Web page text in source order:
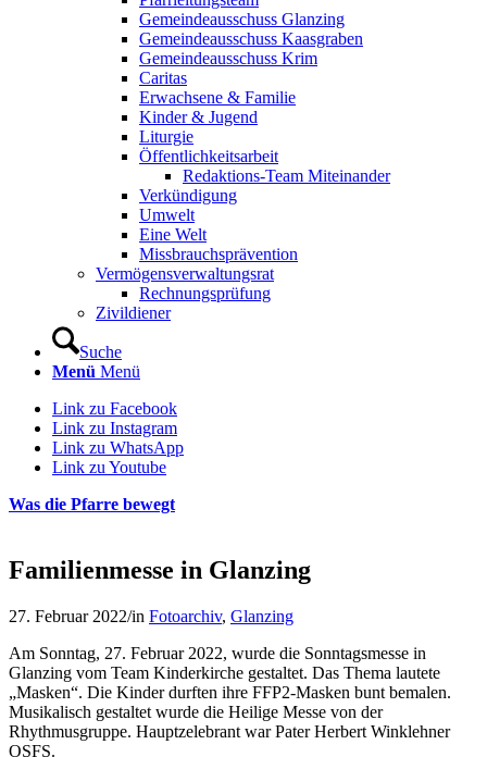
Gemeindeausschuss Glanzing
Gemeindeausschuss Kaasgraben
Gemeindeausschuss Krim
Caritas
Erwachsene & Familie
Kinder & Jugend
Liturgie
Öffentlichkeitsarbeit
Redaktions-Team Miteinander
Verkündigung
Umwelt
Eine Welt
Missbrauchsprävention
Vermögensverwaltungsrat
Rechnungsprüfung
Zivildiener
Suche
Menü Menü
Link zu Facebook
Link zu Instagram
Link zu WhatsApp
Link zu Youtube
Was die Pfarre bewegt
Familienmesse in Glanzing
27. Februar 2022/in Fotoarchiv, Glanzing
Am Sonntag, 27. Februar 2022, wurde die Sonntagsmesse in
Glanzing vom Team Kinderkirche gestaltet. Das Thema lautete
„Masken“. Die Kinder durften ihre FFP2-Masken bunt bemalen.
Musikalisch gestaltet wurde die Heilige Messe von der
Rhythmusgruppe. Hauptzelebrant war Pater Herbert Winklehner
OSFS.